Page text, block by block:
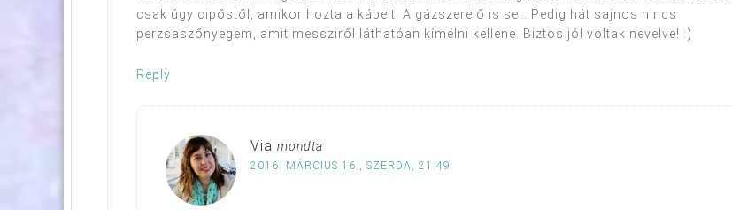
csak úgy cipőstől, amikor hozta a kábelt. A gázszerelő is se… Pedig hát sajnos nincs
perzsaszőnyegem, amit messziről láthatóan kímélni kellene. Biztos jól voltak nevelve! :)
Reply
Via mondta
2016. MÁRCIUS 16., SZERDA, 21:49